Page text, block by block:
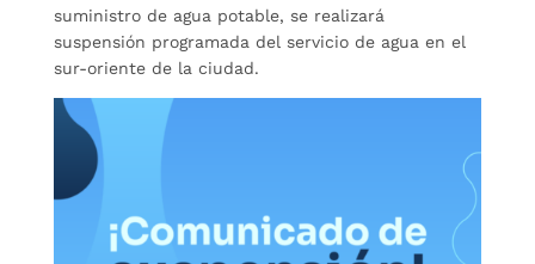
suministro de agua potable, se realizará
suspensión programada del servicio de agua en el
sur-oriente de la ciudad.